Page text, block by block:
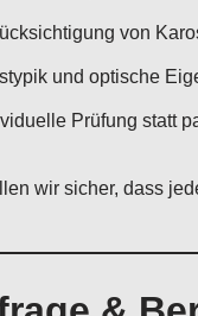
von
und optische
Prüfung statt
wir sicher, dass